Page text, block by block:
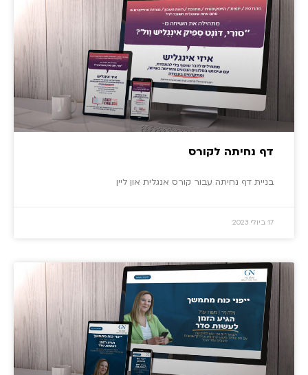
דף נחיתה לקורס
בניית דף נחיתה עבור קורס אנגלית און ליין
17 ביולי 2023